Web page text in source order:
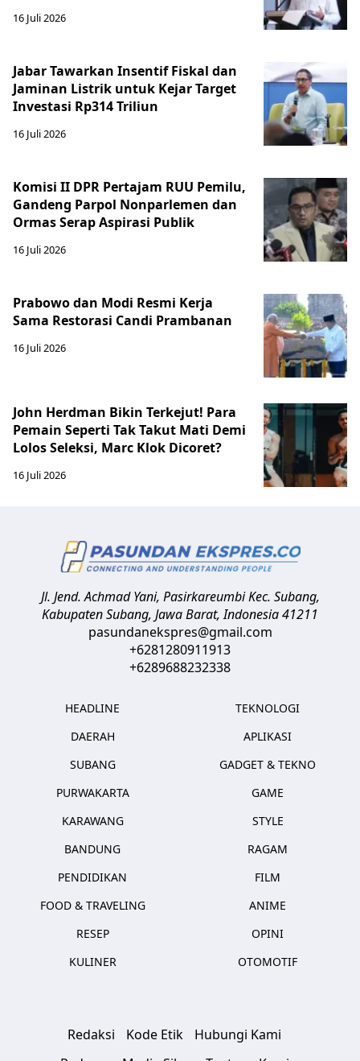
16 Juli 2026
Jabar Tawarkan Insentif Fiskal dan
Jaminan Listrik untuk Kejar Target
Investasi Rp314 Triliun
16 Juli 2026
Komisi II DPR Pertajam RUU Pemilu,
Gandeng Parpol Nonparlemen dan
Ormas Serap Aspirasi Publik
16 Juli 2026
Prabowo dan Modi Resmi Kerja
Sama Restorasi Candi Prambanan
16 Juli 2026
John Herdman Bikin Terkejut! Para
Pemain Seperti Tak Takut Mati Demi
Lolos Seleksi, Marc Klok Dicoret?
16 Juli 2026
Jl. Jend. Achmad Yani, Pasirkareumbi Kec. Subang,
Kabupaten Subang, Jawa Barat,Indonesia41211
pasundanekspres@gmail.com
+6281280911913
+6289688232338
HEADLINE
DAERAH
SUBANG
PURWAKARTA
KARAWANG
BANDUNG
PENDIDIKAN
FOOD & TRAVELING
RESEP
KULINER
TEKNOLOGI
APLIKASI
GADGET & TEKNO
GAME
STYLE
RAGAM
FILM
ANIME
OPINI
OTOMOTIF
Redaksi Kode Etik
Hubungi Kami